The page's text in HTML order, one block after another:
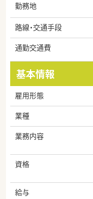
勤務地
路線・交通手段
通勤交通費
基本情報
雇用形態
業種
業務内容
資格
給与